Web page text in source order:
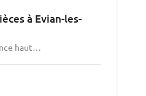
à Evian-les-
haut…